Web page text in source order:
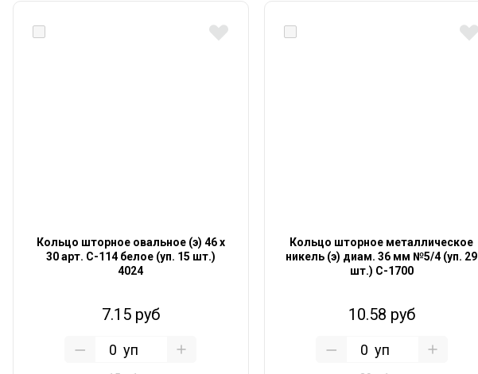
Кольцо шторное овальное (э) 46 х
30 арт. С-114 белое (уп. 15 шт.)
4024
7.15 руб
уп
Кольцо шторное металлическое
никель (э) диам. 36 мм №5/4 (уп. 29
шт.) С-1700
10.58 руб
уп